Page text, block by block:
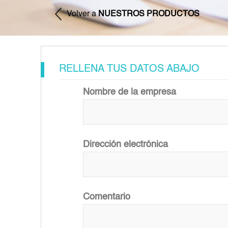
Volver aNUESTROS PRODUCTOS
RELLENA TUS DATOS ABAJO
Nombre de la empresa
Dirección electrónica
Comentario